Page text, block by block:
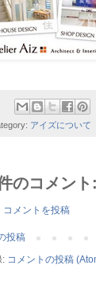
アイズについて
のコメント:
コメントを投稿
投稿
: コメントの投稿